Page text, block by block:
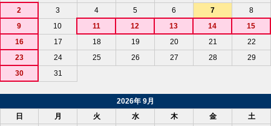
2
3 4 5 6 7
8
9
10 11 12 13 14
15
16
17 18 19 20 21
22
23
24 25 26 27 28
29
30
31
2026年 9月
日
月 火 水 木 金
土